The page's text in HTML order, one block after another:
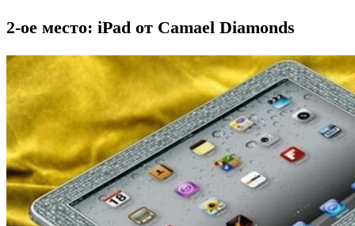
2-ое место: iPad от Camael Diamonds